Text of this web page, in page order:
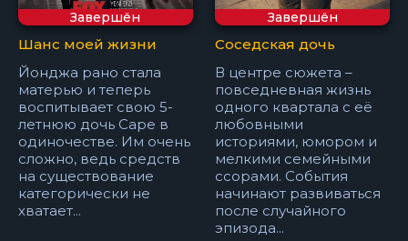
Завершён
Шанс моей жизни
Йонджа рано стала
матерью и теперь
воспитывает свою 5-
летнюю дочь Саре в
одиночестве. Им очень
сложно, ведь средств
на существование
категорически не
хватает...
Завершён
Соседская дочь
В центре сюжета –
повседневная жизнь
одного квартала с её
любовными
историями, юмором и
мелкими семейными
ссорами. События
начинают развиваться
после случайного
эпизода...